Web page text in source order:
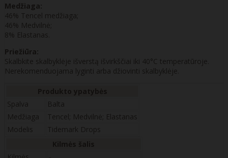
Medžiaga:
46% Tencel medžiaga;
46% Medvilnė;
8% Elastanas.
Priežiūra:
Skalbkite skalbyklėje išverstą išvirkščiai iki 40°C temperatūroje.
Nerekomenduojama lyginti arba džiovinti skalbyklėje.
Spalva
Balta
Medžiaga
Tencel; Medvilnė; Elastanas
Modelis
Tidemark Drops